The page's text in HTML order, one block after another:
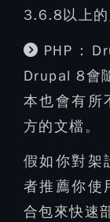
3.6.8以上的
PHP：
Drupal 8會
本也會有所
方的文檔。
假如你對架
者推薦你使
合包來快速